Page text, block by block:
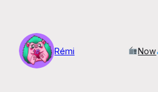
contenu
Rémi
Now